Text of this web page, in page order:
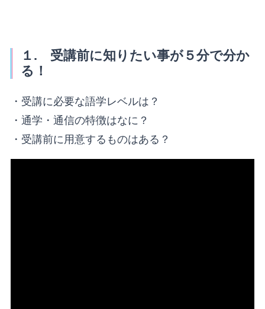
１. 受講前に知りたい事が５分で分か
る！
・受講に必要な語学レベルは？
・通学・通信の特徴はなに？
・受講前に用意するものはある？